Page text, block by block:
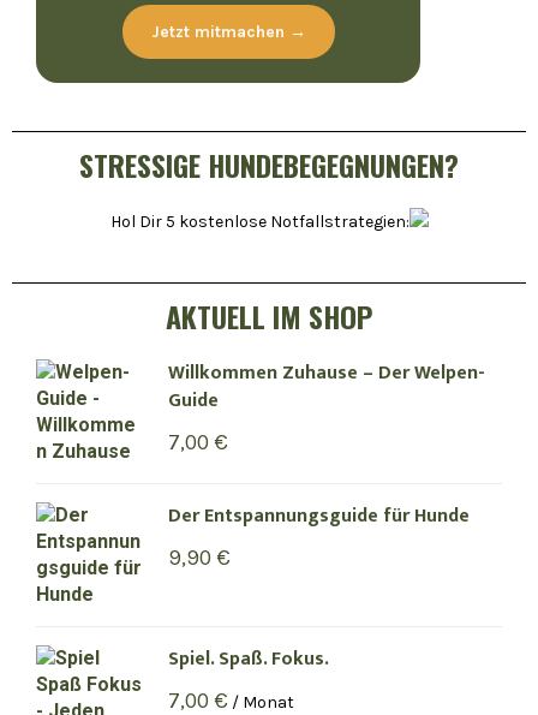
Jetzt mitmachen →
STRESSIGE HUNDEBEGEGNUNGEN?
Hol Dir 5 kostenlose Notfallstrategien:
AKTUELL IM SHOP
Willkommen Zuhause – Der Welpen-
Guide
7,00 €
Der Entspannungsguide für Hunde
9,90 €
Spiel. Spaß. Fokus.
7,00 € / Monat